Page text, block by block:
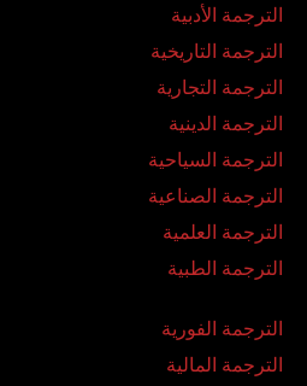
الترجمة الأدبية
الترجمة التاريخية
الترجمة التجارية
الترجمة الدينية
الترجمة السياحية
الترجمة الصناعية
الترجمة العلمية
الترجمة الطبية
الترجمة الفورية
الترجمة المالية